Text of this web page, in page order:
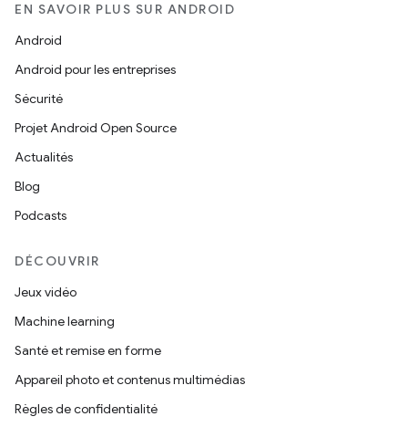
EN SAVOIR PLUS SUR ANDROID
Android
Android pour les entreprises
Sécurité
Projet Android Open Source
Actualités
Blog
Podcasts
DÉCOUVRIR
Jeux vidéo
Machine learning
Santé et remise en forme
Appareil photo et contenus multimédias
Règles de confidentialité